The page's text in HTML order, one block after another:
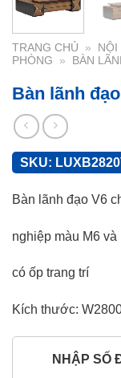
TRANG CHỦ » NỘI
PHÒNG
» BÀN
Bàn lãnh
SKU:
Bàn lãnh đạo V6
nghiệp màu M6 và
có ốp trang trí
Kích thước:
NHẬP SỐ